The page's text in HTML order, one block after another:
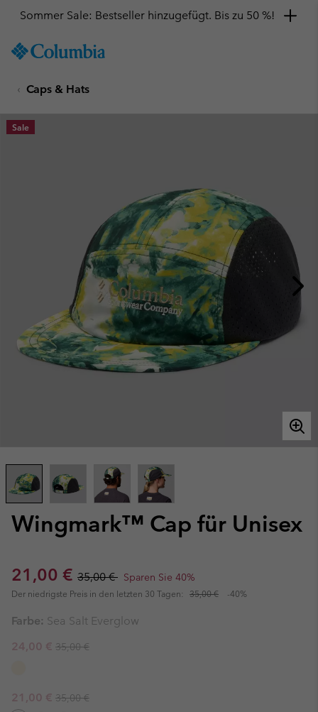
TO
SKIP
MAIN
NAV
Sommer Sale: Bestseller hinzugefügt. Bis zu 50 %!
Caps & Hats
Wingmark™ Cap für Unisex
Sale price:
21,00 € Regular price:
35,00 € Sparen Sie 40%
Der niedrigste Preis in den letzten 30 Tagen: 35,00 € -40%
Sale
Farbe: Sea Salt Everglow
Sale price:
24,00 € Regular price:
35,00 €
Sale price:
21,00 € Regular price:
35,00 €